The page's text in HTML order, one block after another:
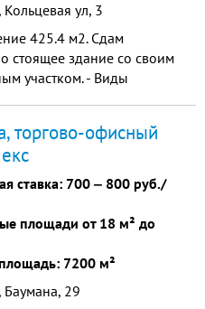
ул, 3
425.4 м2. Сдам
стоящее здание со своим
участком. - Виды
ворота для разгрузки/
высокие потолки 3.7м,
- 75кВт, вода
от собственной
канализация - септик -
торгово-офисный
ставка: 700 ‒ 800 руб./
площади от 18 м² до
7200 м²
29